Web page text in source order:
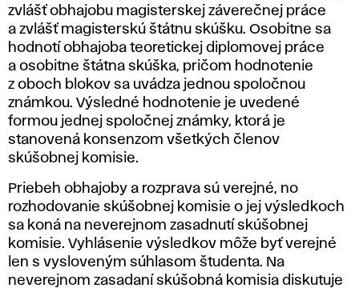
zvlášť obhajobu magisterskej záverečnej práce
a zvlášť magisterskú štátnu skúšku. Osobitne sa
hodnotí obhajoba teoretickej diplomovej práce
a osobitne štátna skúška, pričom hodnotenie
z oboch blokov sa uvádza jednou spoločnou
známkou. Výsledné hodnotenie je uvedené
formou jednej spoločnej známky, ktorá je
stanovená konsenzom všetkých členov
skúšobnej komisie.
Priebeh obhajoby a rozprava sú verejné, no
rozhodovanie skúšobnej komisie o jej výsledkoch
sa koná na neverejnom zasadnutí skúšobnej
komisie. Vyhlásenie výsledkov môže byť verejné
len s vysloveným súhlasom študenta. Na
neverejnom zasadaní skúšobná komisia diskutuje